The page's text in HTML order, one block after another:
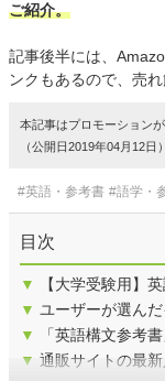
ご紹介。
記事後半には、
ンクもあるので、売
本記事はプロモーション
（公開日2019年04月12日）
#英語・参考書 #語学・
目次
▼
【大学受験用】
▼ ユーザーが選ん
▼
「英語構文参考
▼ 通販サイトの最